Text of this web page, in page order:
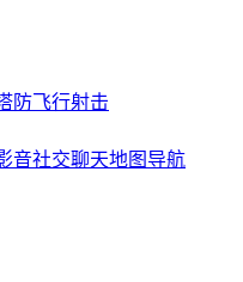
防飞行射击
音社交聊天地图导航